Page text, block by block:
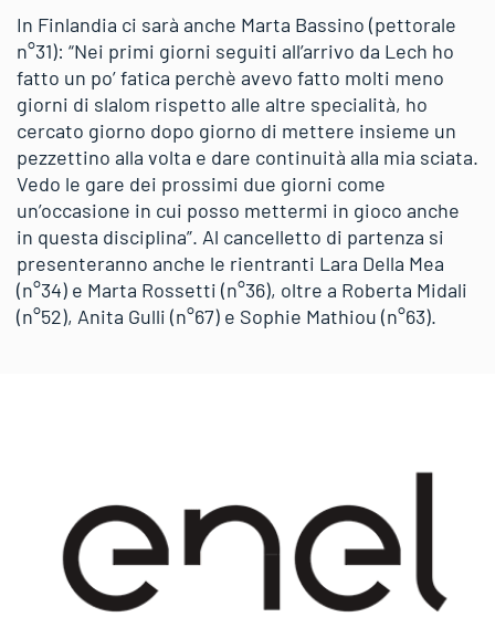
In Finlandia ci sarà anche Marta Bassino (pettorale
n°31): “Nei primi giorni seguiti all’arrivo da Lech ho
fatto un po’ fatica perchè avevo fatto molti meno
giorni di slalom rispetto alle altre specialità, ho
cercato giorno dopo giorno di mettere insieme un
pezzettino alla volta e dare continuità alla mia sciata.
Vedo le gare dei prossimi due giorni come
un’occasione in cui posso mettermi in gioco anche
in questa disciplina”. Al cancelletto di partenza si
presenteranno anche le rientranti Lara Della Mea
(n°34) e Marta Rossetti (n°36), oltre a Roberta Midali
(n°52), Anita Gulli (n°67) e Sophie Mathiou (n°63).